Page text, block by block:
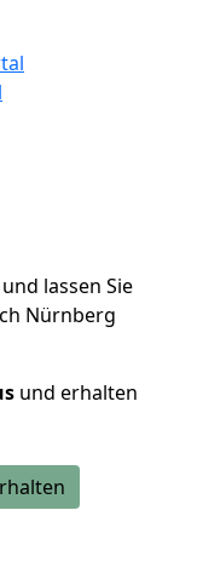
lassen Sie
Nürnberg
und erhalten